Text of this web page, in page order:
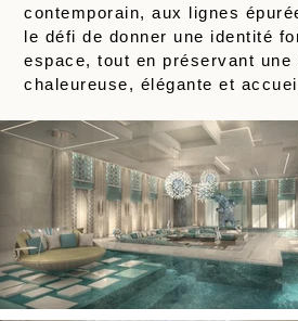
contemporain, aux lignes
le défi de donner une identité
espace, tout en préservant une
chaleureuse, élégante et